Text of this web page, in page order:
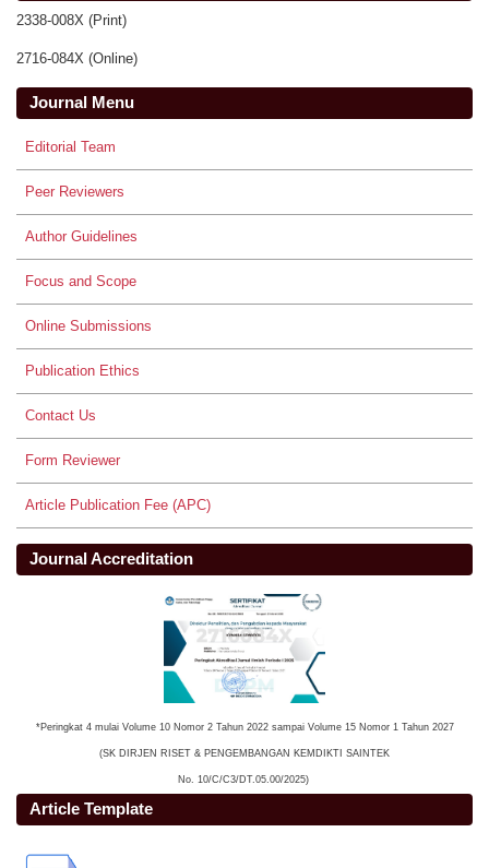
2338-008X (Print)
2716-084X (Online)
Journal Menu
Editorial Team
Peer Reviewers
Author Guidelines
Focus and Scope
Online Submissions
Publication Ethics
Contact Us
Form Reviewer
Article Publication Fee (APC)
Journal Accreditation
*Peringkat 4 mulai Volume 10 Nomor 2 Tahun 2022 sampai Volume 15 Nomor 1 Tahun 2027
(SK DIRJEN RISET & PENGEMBANGAN KEMDIKTI SAINTEK
No. 10/C/C3/DT.05.00/2025)
Article Template